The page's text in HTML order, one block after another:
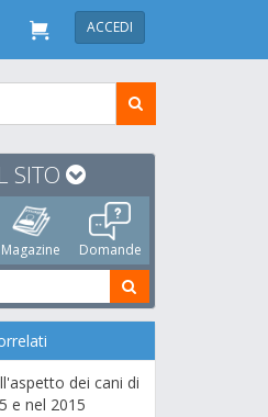
ACCEDI
SITO
Magazine Domande
dei cani di
e nel 2015